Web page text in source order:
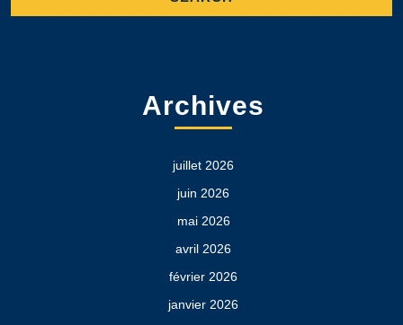
Archives
juillet 2026
juin 2026
mai 2026
avril 2026
février 2026
janvier 2026